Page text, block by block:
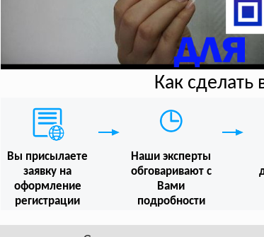
Как
Вы присылаете
заявку на
оформление
регистрации
Наши эксперты
обговаривают с
Вами
подробности